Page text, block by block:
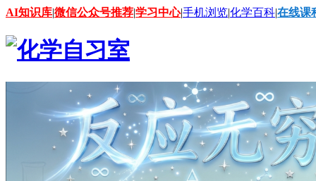
AI知识库|微信公众号推荐|学习中心|手机浏览|化学百科|在线课